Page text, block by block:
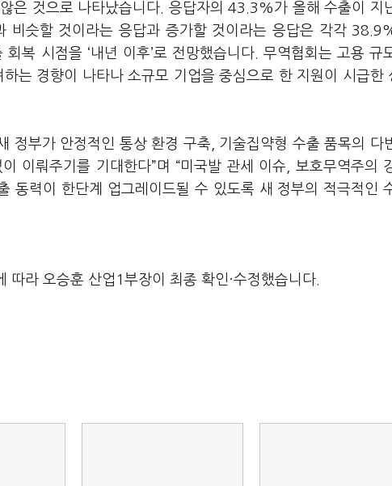
은 것으로 나타났습니다 응답자의 43.3%가 올해 수출이 지
비슷할 것이라는 응답과 증가할 것이라는 응답은 각각
회복 시점을 ‘내년 이후’로 전망했습니다. 무역협회는 고용 규
는 경향이 나타나 소규모 기업을 중심으로 한 지원이 시급한
정부가 안정적인 통상 환경 구축
기술집약형 수출 품목의 다
이뤄주기를 기대한다”며 “미국발 관세 이슈
보호무역주의
동력이 한단계 업그레이드될 수 있도록 새 정부의 적극적인
라 오승훈 산업1부장이 최종 확인·수정했습니다.